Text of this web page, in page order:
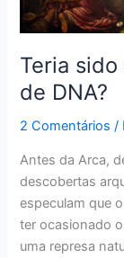
Teria
de DNA?
2 Comentários /
Antes da Arca,
descobertas
especulam que
ter ocasionado
uma represa